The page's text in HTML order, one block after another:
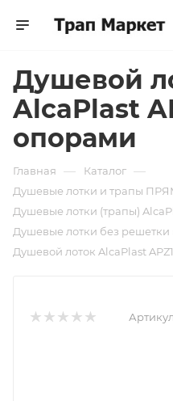
Душевой
AlcaPlast
опорами
Главная — Каталог —
Душевые лотки и трапы
Душевые лотки (трапы)
Душевые лотки без решетки
Душевой лоток AlcaPlast